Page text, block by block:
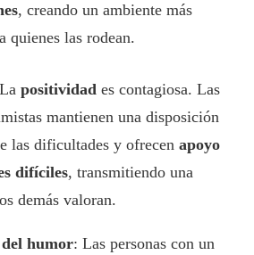
, creando un ambiente más
quienes las rodean.
positividad es contagiosa. Las
mantienen una disposición
las dificultades y ofrecen apoyo
difíciles, transmitiendo una
demás valoran.
humor: Las personas con un